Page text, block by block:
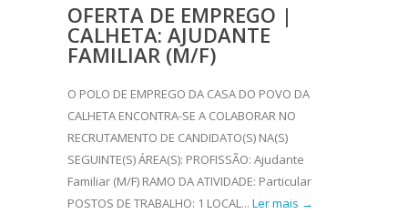
OFERTA DE EMPREGO |
CALHETA: AJUDANTE
FAMILIAR (M/F)
O POLO DE EMPREGO DA CASA DO POVO DA
CALHETA ENCONTRA-SE A COLABORAR NO
RECRUTAMENTO DE CANDIDATO(S) NA(S)
SEGUINTE(S) ÁREA(S): PROFISSÃO: Ajudante
Familiar (M/F) RAMO DA ATIVIDADE: Particular
POSTOS DE TRABALHO: 1 LOCAL... Ler mais →